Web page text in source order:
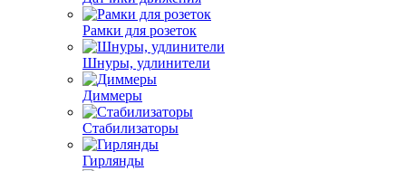
Рамки для розеток
Шнуры, удлинители
Диммеры
Стабилизаторы
Гирлянды